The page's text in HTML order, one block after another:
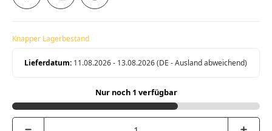
Knapper Lagerbestand
Lieferdatum: 11.08.2026 - 13.08.2026(DE - Ausland abweichend)
Nur noch 1 verfügbar